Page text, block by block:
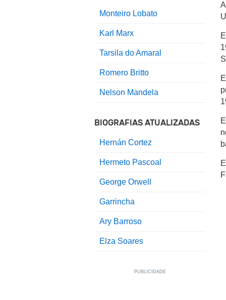
Monteiro Lobato
Karl Marx
Tarsila do Amaral
Romero Britto
Nelson Mandela
BIOGRAFIAS ATUALIZADAS
Hernán Cortez
Hermeto Pascoal
George Orwell
Garrincha
Ary Barroso
Elza Soares